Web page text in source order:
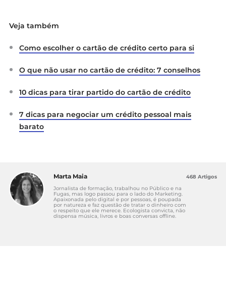
Veja também
Como escolher o cartão de crédito certo para si
O que não usar no cartão de crédito: 7 conselhos
10 dicas para tirar partido do cartão de crédito
7 dicas para negociar um crédito pessoal mais
barato
Marta Maia
Jornalista de formação, trabalhou no Público e na
Fugas, mas logo passou para o lado do Marketing.
Apaixonada pelo digital e por pessoas, é poupada
por natureza e faz questão de tratar o dinheiro com
o respeito que ele merece. Ecologista convicta, não
dispensa música, livros e boas conversas offline.
468 Artigos